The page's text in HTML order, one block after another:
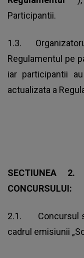
Participantii.
1.3.
Regulamentul pe
iar participantii
actualizata a
SECTIUNEA 2.
CONCURSULUI:
2.1. Concursul
cadrul emisiunii